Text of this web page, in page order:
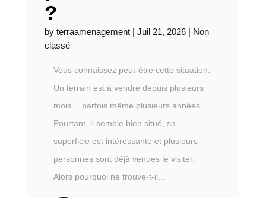
?
by terraamenagement| Juil 21, 2026| Non
classé
Vous connaissez peut-être cette situation.
Un terrain est à vendre depuis plusieurs
mois… parfois même plusieurs années.
Pourtant, il semble bien situé, sa
superficie est intéressante et plusieurs
personnes sont déjà venues le visiter.
Alors pourquoi ne trouve-t-il...